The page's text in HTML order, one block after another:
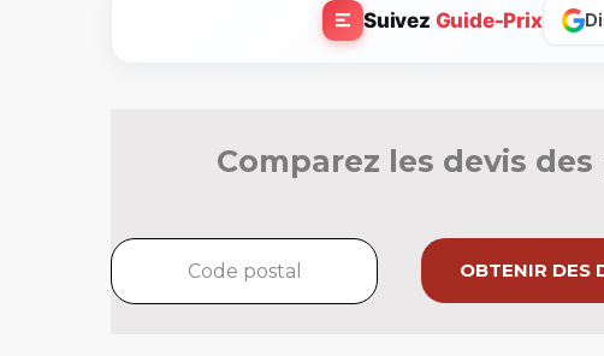
Suivez Guide-Prix
Comparez les devis
OBTENIR DES